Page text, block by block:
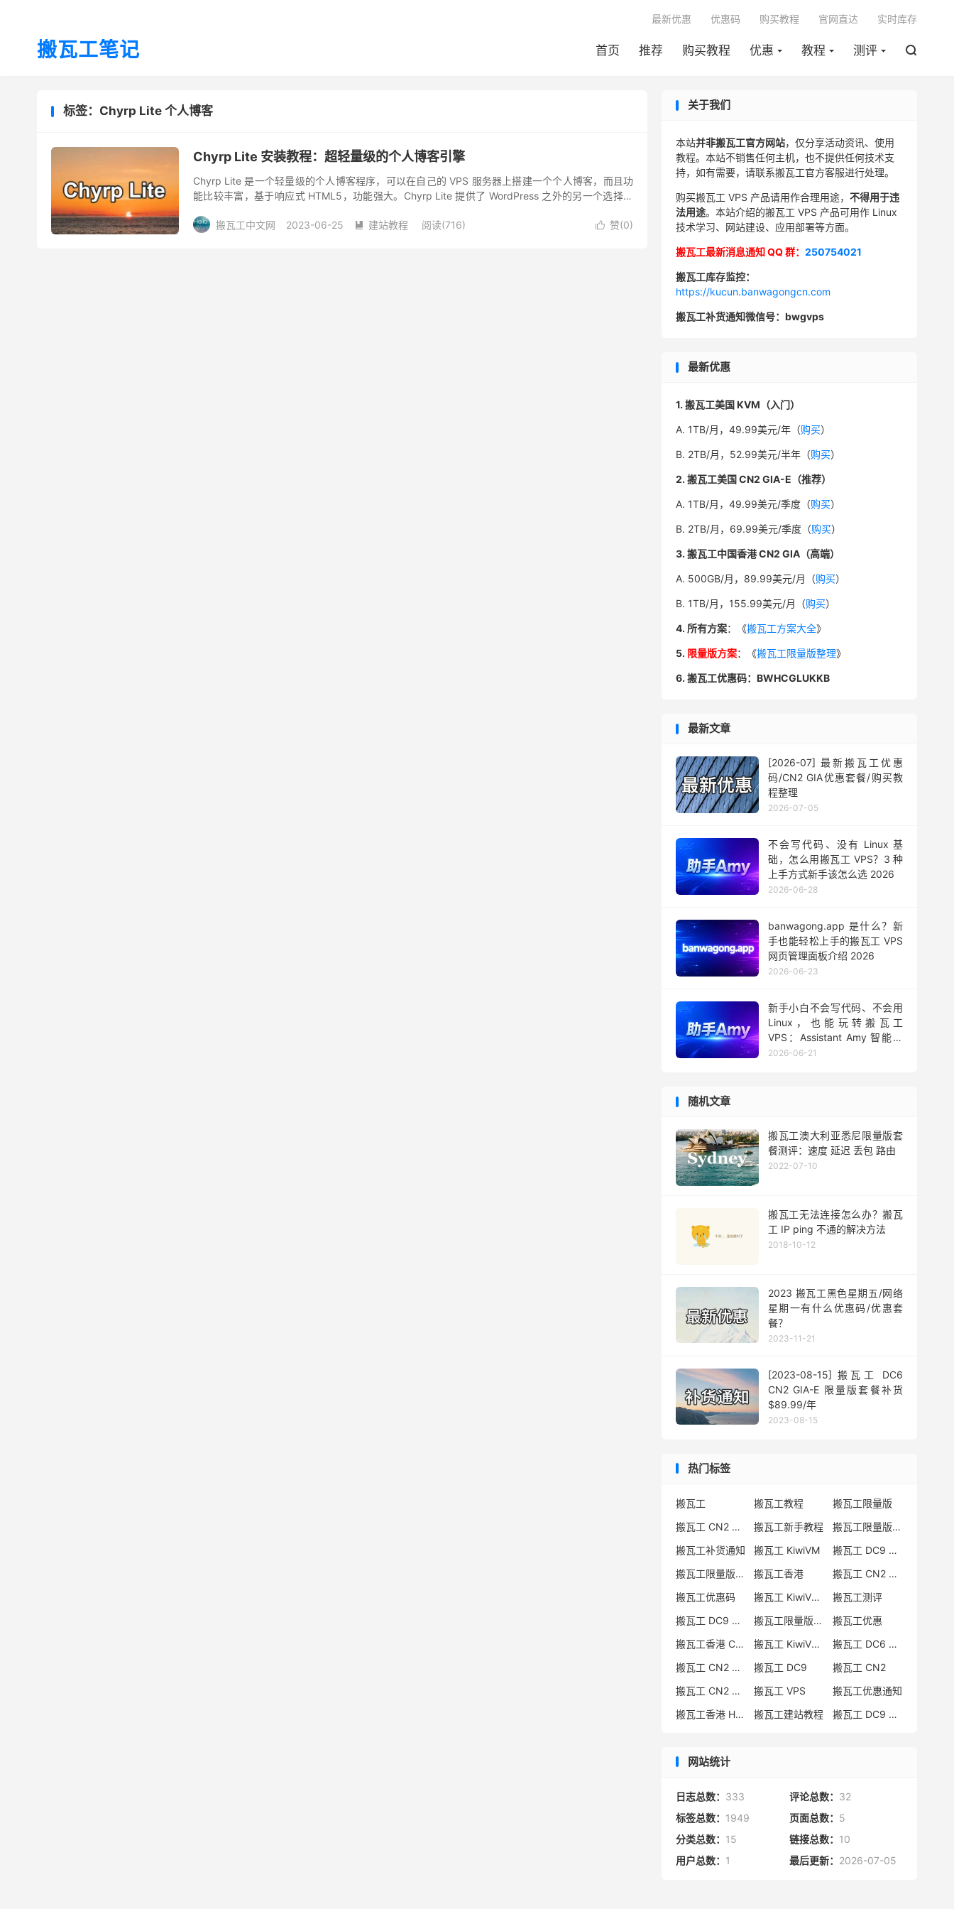
搬瓦工笔记 首页 推荐 购买教程 优惠 教程 测评 
最新优惠 优惠码 购买教程 官网直达 实时库存
标签：Chyrp Lite 个人博客
Chyrp Lite 安装教程：超轻量级的个人博客引擎
Chyrp Lite 是一个轻量级的个人博客程序，可以在自己的 VPS 服务器上搭建一个个人博客，而且功
能比较丰富，基于响应式 HTML5，功能强大。Chyrp Lite 提供了 WordPress 之外的另一个选择。
搬瓦工中文网
2023-06-25  建站教程 阅读(716)  赞(0)
关于我们
本站并非搬瓦工官方网站，仅分享活动资讯、使用
教程。本站不销售任何主机，也不提供任何技术支
持，如有需要，请联系搬瓦工官方客服进行处理。
购买搬瓦工 VPS 产品请用作合理用途， 不得用于违
法用途。本站介绍的搬瓦工 VPS 产品可用作 Linux
技术学习、网站建设、应用部署等方面。
搬瓦工最新消息通知 QQ 群： 250754021
搬瓦工库存监控：
https://kucun.banwagongcn.com
搬瓦工补货通知微信号：bwgvps
最新优惠
1. 搬瓦工美国 KVM（入门）
A. 1TB/月，49.99美元/年（购买）
B. 2TB/月，52.99美元/半年（购买）
2. 搬瓦工美国 CN2 GIA-E（推荐）
A. 1TB/月，49.99美元/季度（购买）
B. 2TB/月，69.99美元/季度（购买）
3. 搬瓦工中国香港 CN2 GIA（高端）
A. 500GB/月，89.99美元/月（购买）
B. 1TB/月，155.99美元/月（购买）
4. 所有方案：《搬瓦工方案大全》
5. 限量版方案：《搬瓦工限量版整理》
6. 搬瓦工优惠码：BWHCGLUKKB
最新文章
[2026-07] 最新搬瓦工优惠
码/CN2 GIA优惠套餐/购买教
程整理
2026-07-05
不会写代码、没有 Linux 基
础，怎么用搬瓦工 VPS？3 种
上手方式新手该怎么选 2026
2026-06-28
banwagong.app 是什么？新
手也能轻松上手的搬瓦工 VPS
网页管理面板介绍 2026
2026-06-23
新手小白不会写代码、不会用
Linux，也能玩转搬瓦工
VPS：Assistant Amy 智能助
手用法 2026
2026-06-21
随机文章
搬瓦工澳大利亚悉尼限量版套
餐测评：速度 延迟 丢包 路由
2022-07-10
搬瓦工无法连接怎么办？搬瓦
工 IP ping 不通的解决方法
2018-10-12
2023 搬瓦工黑色星期五/网络
星期一有什么优惠码/优惠套
餐？
2023-11-21
[2023-08-15] 搬瓦工 DC6
CN2 GIA-E 限量版套餐补货
$89.99/年
2023-08-15
热门标签
搬瓦工 搬瓦工教程
搬瓦工限量版
搬瓦工 CN2 GIA
搬瓦工新手教程
搬瓦工限量版套餐
搬瓦工补货通知
搬瓦工 KiwiVM
搬瓦工 DC9 CN2 GIA
搬瓦工限量版补货
搬瓦工香港
搬瓦工 CN2 GIA-E
搬瓦工优惠码
搬瓦工 KiwiVM 教程
搬瓦工测评
搬瓦工 DC9 CN2 GIA 限量版
搬瓦工限量版补货通知
搬瓦工优惠
搬瓦工香港 CN2 GIA
搬瓦工 KiwiVM 控制面板
搬瓦工 DC6 CN2 GIA-E
搬瓦工 CN2 GIA-E 限量版
搬瓦工 DC9
搬瓦工 CN2
搬瓦工 CN2 GIA 限量版
搬瓦工 VPS
搬瓦工优惠通知
搬瓦工香港 HK85
搬瓦工建站教程 搬瓦工 DC9 限量版
网站统计
日志总数： 333 评论总数： 32
标签总数： 1949 页面总数： 5
分类总数： 15 链接总数： 10
用户总数： 1 最后更新： 2026-07-05